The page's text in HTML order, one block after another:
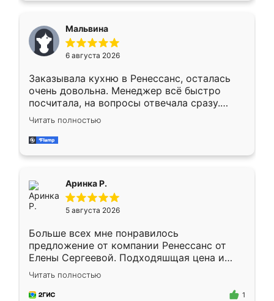
меньше, здесь же он более разнообразный.
Мне нравится ,если что-то потребуется из
мебели буду заказывать только здесь.
Мальвина
6 августа 2026
Заказывала кухню в Ренессанс, осталась
очень довольна. Менеджер всё быстро
посчитала, на вопросы отвечала сразу.
Замерщик приехал в субботу, подошёл к
делу со всей ответственностью. Собрали
за день, ребята работали аккуратно, даже
Читать полностью
Аринка Р.
5 августа 2026
Больше всех мне понравилось
предложение от компании Ренессанс от
Елены Сергеевой. Подходяшщая цена и
короткие сроки изготовления. Приехавший
для замера сотрудник Владислав
предложил по моему эскизу самый
Читать полностью
1